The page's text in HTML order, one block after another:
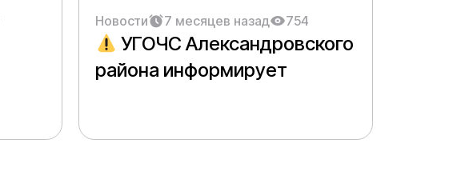
Новости 7 месяцев назад 754
УГОЧС Александровского
района информирует